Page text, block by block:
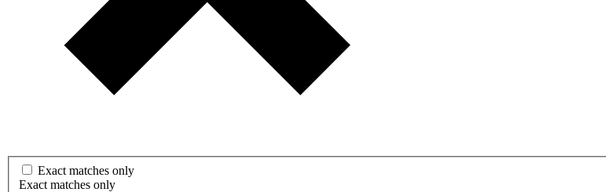
Exact matches only
Exact matches only